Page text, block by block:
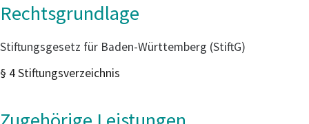
Rechtsgrundlage
Stiftungsgesetz für Baden-Württemberg (StiftG)
§ 4Stiftungsverzeichnis